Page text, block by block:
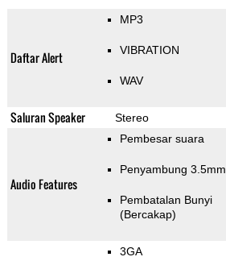
Daftar Alert
MP3
VIBRATION
WAV
Saluran Speaker Stereo
Audio Features
Pembesar suara
Penyambung 3.5mm
Pembatalan Bunyi
(Bercakap)
3GA